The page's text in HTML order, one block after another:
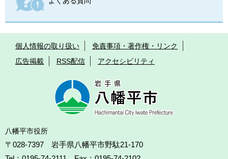
個人情報の取り扱い
免責事項・著作権・リンク
広告掲載
RSS配信 アクセシビリティ
八幡平市役所
〒028-7397 岩手県八幡平市野駄21-170